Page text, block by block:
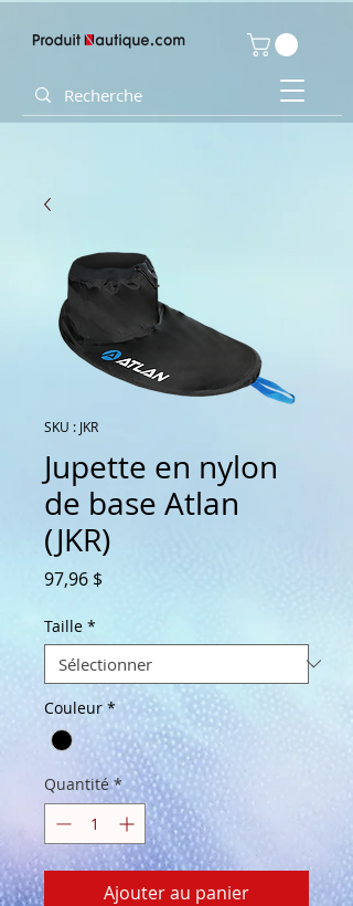
SKU : JKR
Jupette en nylon
de base Atlan
(JKR)
97,96 $
Taille *
Couleur *
Quantité *
Ajouter au panier